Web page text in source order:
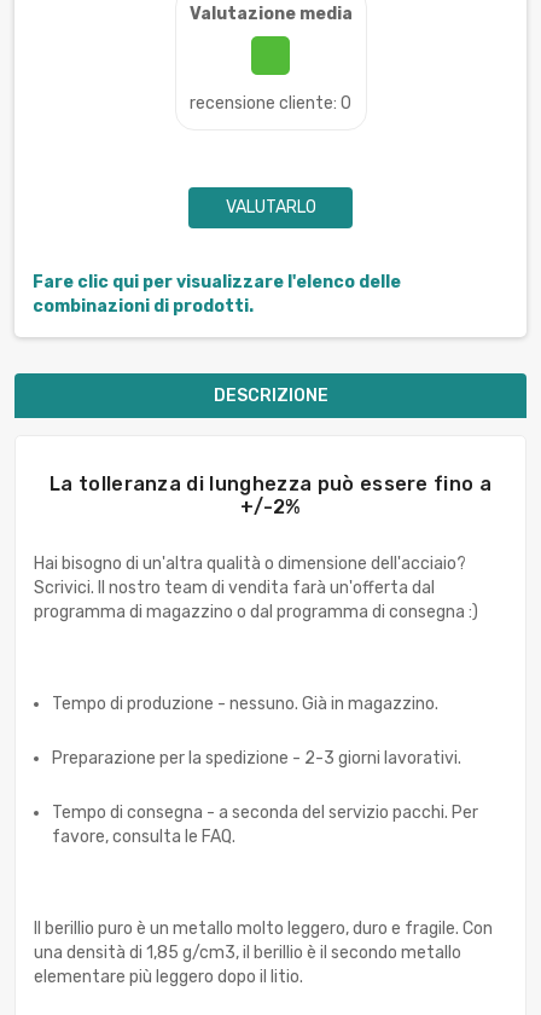
Valutazione media
recensione cliente: 0
VALUTARLO
Fare clic qui per visualizzare l'elenco delle
combinazioni di prodotti.
DESCRIZIONE
La tolleranza di lunghezza può essere fino a
+/-2%
Hai bisogno di un'altra qualità o dimensione dell'acciaio?
Scrivici. Il nostro team di vendita farà un'offerta dal
programma di magazzino o dal programma di consegna :)
Tempo di produzione - nessuno. Già in magazzino.
Preparazione per la spedizione - 2-3 giorni lavorativi.
Tempo di consegna - a seconda del servizio pacchi. Per
favore, consulta le FAQ.
Il berillio puro è un metallo molto leggero, duro e fragile. Con
una densità di 1,85 g/cm3, il berillio è il secondo metallo
elementare più leggero dopo il litio.